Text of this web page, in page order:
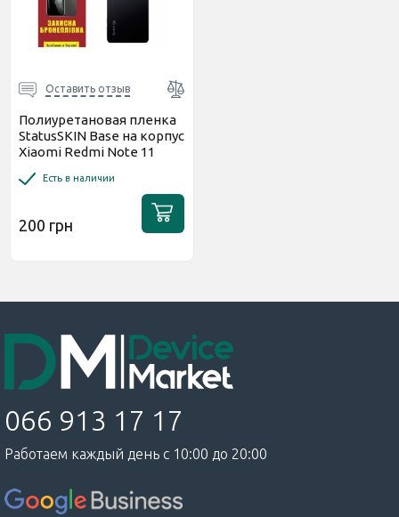
Оставить отзыв
Полиуретановая пленка
StatusSKIN Base на корпус
Xiaomi Redmi Note 11
Есть в наличии
200 грн
066 913 17 17
Работаем каждый день с 10:00 до 20:00